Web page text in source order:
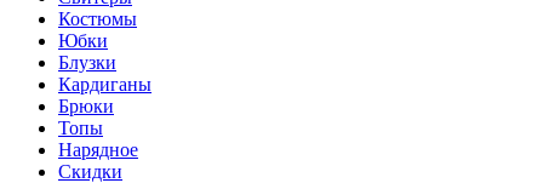
Костюмы
Юбки
Блузки
Кардиганы
Брюки
Топы
Нарядное
Скидки